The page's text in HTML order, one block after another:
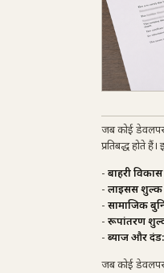
जब कोई डेवलपर
प्रतिबद्ध होते
- बाहरी
- लाइसेंस शुल्क
- सामाजिक
- रूपांतरण
- ब्याज और दंड:
जब कोई डेवलपर